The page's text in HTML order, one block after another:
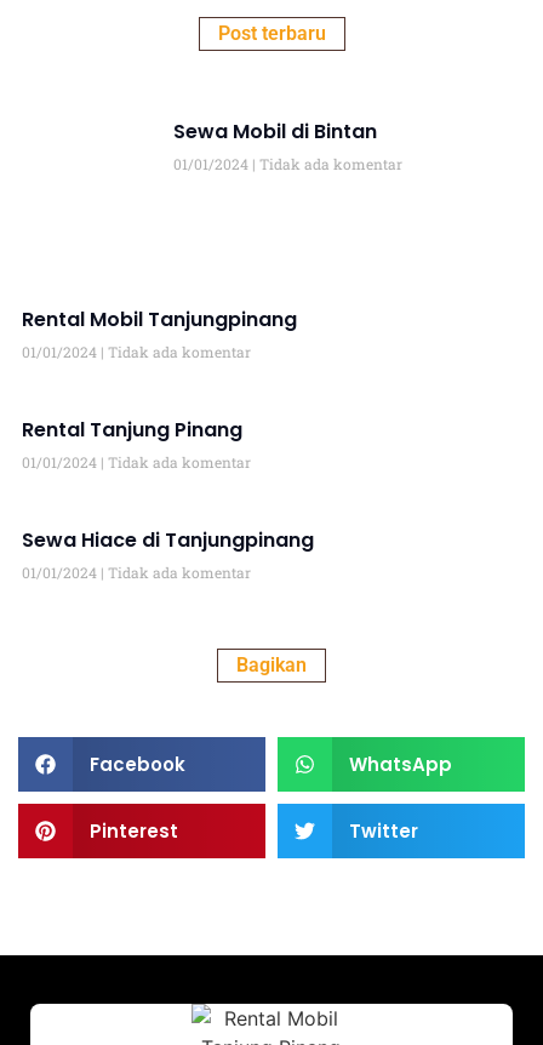
Post terbaru
Sewa Mobil di Bintan
01/01/2024 Tidak ada komentar
Rental Mobil Tanjungpinang
01/01/2024 Tidak ada komentar
Rental Tanjung Pinang
01/01/2024 Tidak ada komentar
Sewa Hiace di Tanjungpinang
01/01/2024 Tidak ada komentar
Bagikan
Facebook WhatsApp
Pinterest Twitter